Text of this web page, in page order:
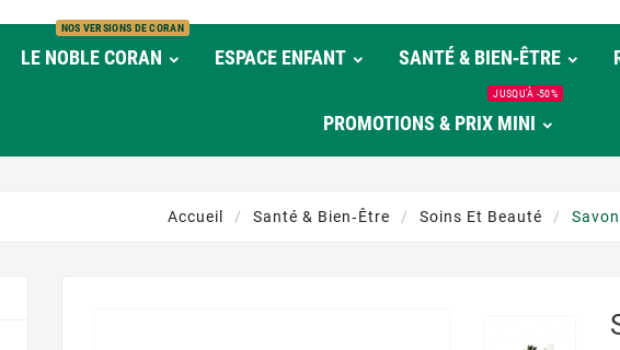
LE NOBLE CORAN
NOS VERSIONS DE CORAN
ESPACE ENFANT SANTÉ & BIEN‑ÊTRE
PROMOTIONS & PRIX MINI
JUSQU'À -50%
Accueil Santé & Bien‑être Soins Et Beauté